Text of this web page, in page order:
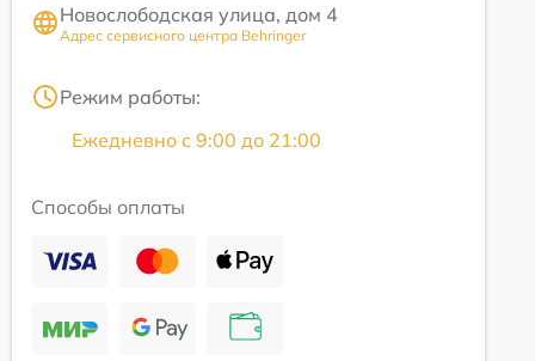
Новослободская улица, дом 4
Адрес сервисного центра Behringer
Режим работы:
Ежедневно с 9:00 до 21:00
Способы оплаты